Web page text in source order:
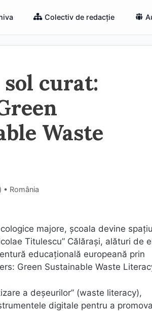
Colectiv de redacție
curat:
Waste
• România
majore, școala devine
Titulescu” Călărași, alături de
educațională europeană prin
Green Sustainable Waste
a deșeurilor” (waste literacy),
digitale pentru a